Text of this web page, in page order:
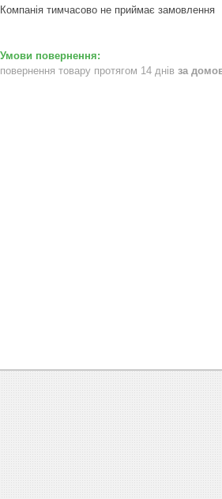
Компанія тимчасово не приймає замовлення
повернення товару протягом 14 днів за